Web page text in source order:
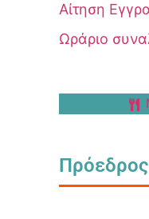
Αίτηση
Ωράριο